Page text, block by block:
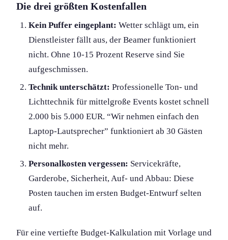
Die drei größten Kostenfallen
Kein Puffer eingeplant: Wetter schlägt um, ein
Dienstleister fällt aus, der Beamer funktioniert
nicht. Ohne 10-15 Prozent Reserve sind Sie
aufgeschmissen.
Technik unterschätzt: Professionelle Ton- und
Lichttechnik für mittelgroße Events kostet schnell
2.000 bis 5.000 EUR. “Wir nehmen einfach den
Laptop-Lautsprecher” funktioniert ab 30 Gästen
nicht mehr.
Personalkosten vergessen: Servicekräfte,
Garderobe, Sicherheit, Auf- und Abbau: Diese
Posten tauchen im ersten Budget-Entwurf selten
auf.
Für eine vertiefte Budget-Kalkulation mit Vorlage und